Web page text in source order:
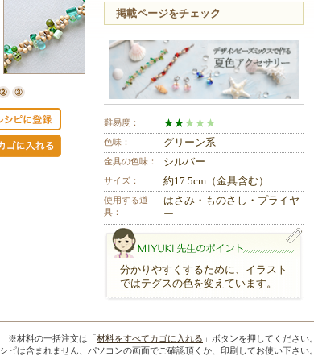
掲載ページをチェック
難易度： ★★★★★
色味： グリーン系
金具の色味： シルバー
サイズ： 約17.5cm（金具含む）
使用する道
具：
はさみ・ものさし・プライヤ
ー
MIYUKI先生のポイント
分かりやすくするために、イラスト
ではテグスの色を変えています。
※材料の一括注文は「材料をすべてカゴに入れる 」ボタンを押してください。
ピは含まれません、パソコンの画面でご確認頂くか、印刷してお使い下さい。